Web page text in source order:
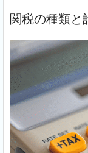
関税の種類と